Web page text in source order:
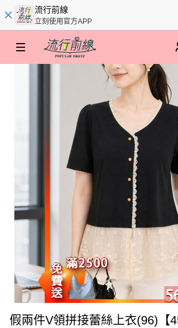
流行前線
立刻使用官方APP
假兩件V領拼接蕾絲上衣(96)【